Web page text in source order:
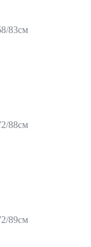
83см
88см
89см